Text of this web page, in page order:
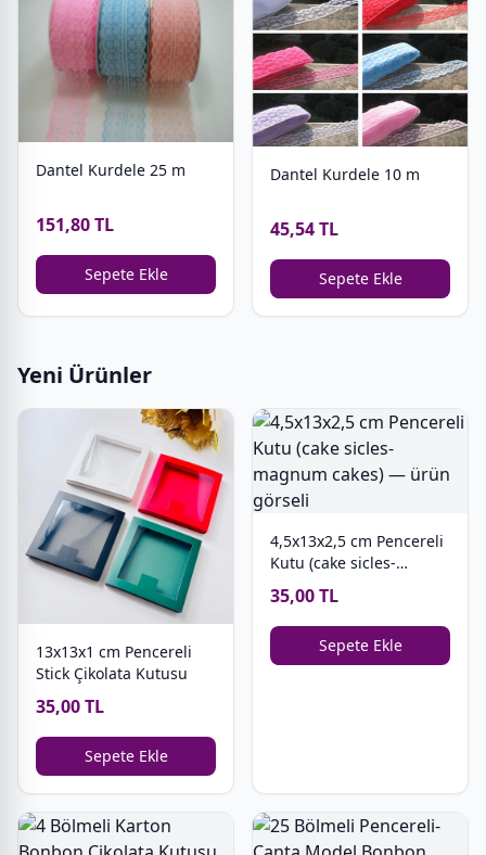
Dantel Kurdele 25 m
151,80 TL
Sepete Ekle
Dantel Kurdele 10 m
45,54 TL
Sepete Ekle
Yeni Ürünler
13x13x1 cm Pencereli
Stick Çikolata Kutusu
35,00 TL
Sepete Ekle
4,5x13x2,5 cm Pencereli
Kutu (cake sicles-
magnum cakes)
35,00 TL
Sepete Ekle